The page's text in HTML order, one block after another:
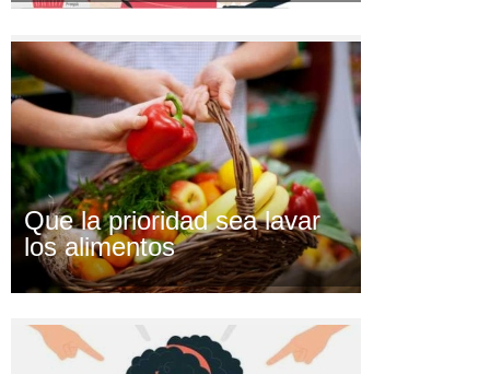
Que la prioridad sea lavar
los alimentos